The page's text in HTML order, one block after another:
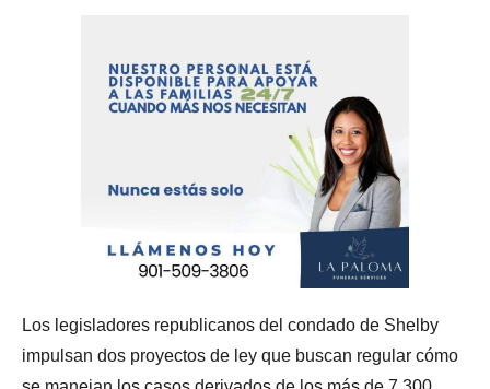
Los legisladores republicanos del condado de Shelby
impulsan dos proyectos de ley que buscan regular cómo